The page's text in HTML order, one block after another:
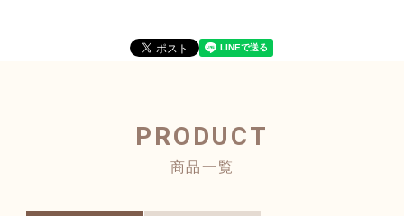
PRODUCT
商品一覧